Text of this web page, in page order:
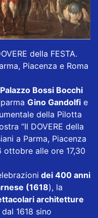
della FESTA.
Piacenza e Roma
Bossi Bocchi
Gino Gandolfi e
della Pilotta
“Il DOVERE della
a Parma, Piacenza
ottobre alle ore 17,30
dei 400 anni
(1618), la
architetture
1618 sino